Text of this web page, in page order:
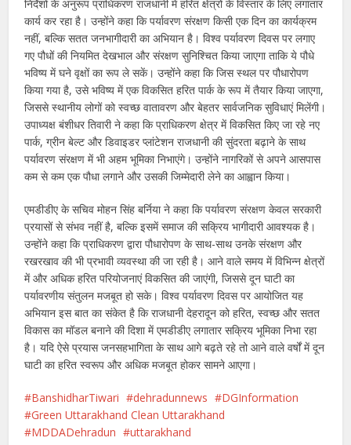
निर्देशों के अनुरूप प्राधिकरण राजधानी में हरित क्षेत्रों के विस्तार के लिए लगातार
कार्य कर रहा है। उन्होंने कहा कि पर्यावरण संरक्षण किसी एक दिन का कार्यक्रम
नहीं, बल्कि सतत जनभागीदारी का अभियान है। विश्व पर्यावरण दिवस पर लगाए
गए पौधों की नियमित देखभाल और संरक्षण सुनिश्चित किया जाएगा ताकि ये पौधे
भविष्य में घने वृक्षों का रूप ले सकें। उन्होंने कहा कि जिस स्थल पर पौधारोपण
किया गया है, उसे भविष्य में एक विकसित हरित पार्क के रूप में तैयार किया जाएगा,
जिससे स्थानीय लोगों को स्वच्छ वातावरण और बेहतर सार्वजनिक सुविधाएं मिलेंगी।
उपाध्यक्ष बंशीधर तिवारी ने कहा कि प्राधिकरण क्षेत्र में विकसित किए जा रहे नए
पार्क, ग्रीन बेल्ट और डिवाइडर प्लांटेशन राजधानी की सुंदरता बढ़ाने के साथ
पर्यावरण संरक्षण में भी अहम भूमिका निभाएंगे। उन्होंने नागरिकों से अपने आसपास
कम से कम एक पौधा लगाने और उसकी जिम्मेदारी लेने का आह्वान किया।
एमडीडीए के सचिव मोहन सिंह बर्निया ने कहा कि पर्यावरण संरक्षण केवल सरकारी
प्रयासों से संभव नहीं है, बल्कि इसमें समाज की सक्रिय भागीदारी आवश्यक है।
उन्होंने कहा कि प्राधिकरण द्वारा पौधारोपण के साथ-साथ उनके संरक्षण और
रखरखाव की भी प्रभावी व्यवस्था की जा रही है। आने वाले समय में विभिन्न क्षेत्रों
में और अधिक हरित परियोजनाएं विकसित की जाएंगी, जिससे दून घाटी का
पर्यावरणीय संतुलन मजबूत हो सके। विश्व पर्यावरण दिवस पर आयोजित यह
अभियान इस बात का संकेत है कि राजधानी देहरादून को हरित, स्वच्छ और सतत
विकास का मॉडल बनाने की दिशा में एमडीडीए लगातार सक्रिय भूमिका निभा रहा
है। यदि ऐसे प्रयास जनसहभागिता के साथ आगे बढ़ते रहे तो आने वाले वर्षों में दून
घाटी का हरित स्वरूप और अधिक मजबूत होकर सामने आएगा।
BanshidharTiwari dehradunnews
DGInformation
Green Uttarakhand Clean Uttarakhand
MDDADehradun
uttarakhand